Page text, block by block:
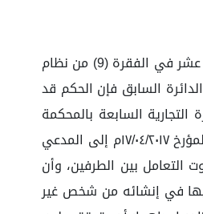
بما أن المدعي يطالب بالتعويض عن الدعوى المنظورة أمام الدائرة برقم (٤٣٩٥٦٦١٢١) وعليه فإن الدائرة مختصة بنظرها وفقاً لما ورد في المادة السادسة عشر في الفقرة (9) من نظام
حكم الدائرة السابق فإن الحكم قد
السابعة بالمحكمة
التجارية بالرياض الصادر بتاريخ ١٢/٠٤/١٤٤٤ه في القضية رقم (٤٣٩٥٦٦١٢١) والحكم مجددا بإلزام شركة بازار الخليج سجل تجاري رقم (...) برد حيازة السند لأمر المؤرخ ١٧/٠٤/٢٠١٧م إلى المدعي
التعامل بين الطرفين، وأن
في إنشائه من شخص غير